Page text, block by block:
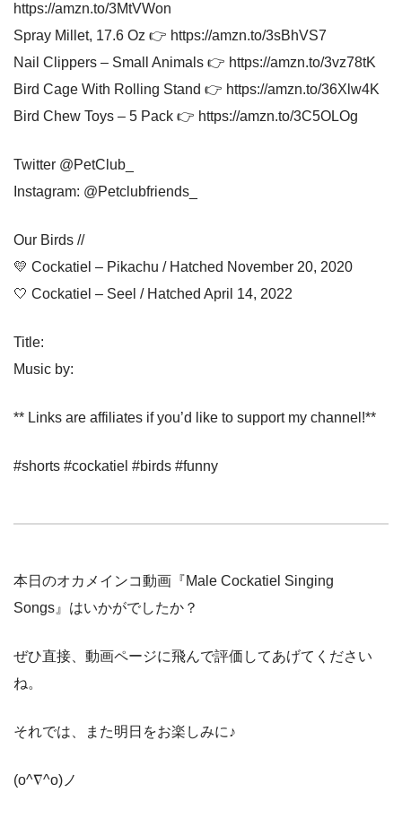
https://amzn.to/3MtVWon
Spray Millet, 17.6 Oz 👉 https://amzn.to/3sBhVS7
Nail Clippers – Small Animals 👉 https://amzn.to/3vz78tK
Bird Cage With Rolling Stand 👉 https://amzn.to/36Xlw4K
Bird Chew Toys – 5 Pack 👉 https://amzn.to/3C5OLOg
Twitter @PetClub_
Instagram: @Petclubfriends_
Our Birds //
💛 Cockatiel – Pikachu / Hatched November 20, 2020
🤍 Cockatiel – Seel / Hatched April 14, 2022
Title:
Music by:
** Links are affiliates if you’d like to support my channel!**
#shorts #cockatiel #birds #funny
本日のオカメインコ動画『Male Cockatiel Singing
Songs』はいかがでしたか？
ぜひ直接、動画ページに飛んで評価してあげてください
ね。
それでは、また明日をお楽しみに♪
(o^∇^o)ノ